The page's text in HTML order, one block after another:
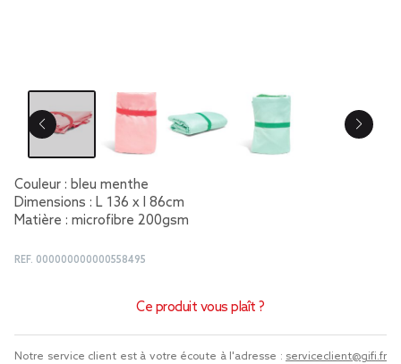
Couleur : bleu menthe
Dimensions : L 136 x l 86cm
Matière : microfibre 200gsm
REF. 000000000000558495
Ce produit vous plaît ?
Notre service client est à votre écoute à l'adresse : serviceclient@gifi.fr